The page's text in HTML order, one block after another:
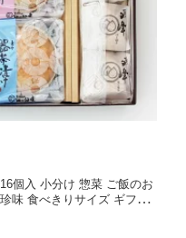
個入 小分け 惣菜 ご飯のお
味 食べきりサイズ ギフト
ゼント お中元 夏ギフト 敬